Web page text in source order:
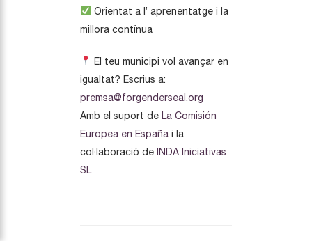
Orientat a l’ aprenentatge i la
millora contínua
El teu municipi vol avançar en
igualtat? Escrius a:
premsa@forgenderseal.org
Amb el suport de La Comisión
Europea en España i la
col·laboració de INDA Iniciativas
SL